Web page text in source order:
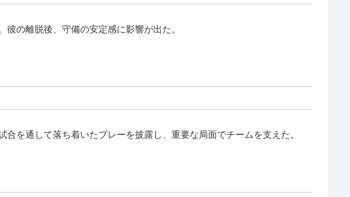
の離脱後、守備の安定感に影響が出た。
を通して落ち着いたプレーを披露し、重要な局面でチームを支えた。